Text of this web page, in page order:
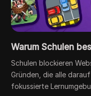
Warum Schulen
Schulen blockieren
Gründen, die alle
fokussierte